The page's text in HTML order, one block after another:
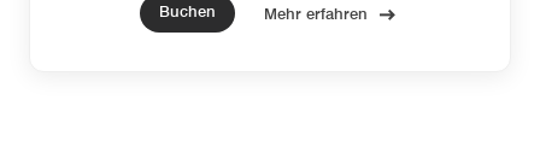
Wohlbefinden zu tanken.
Buchen Mehr erfahren